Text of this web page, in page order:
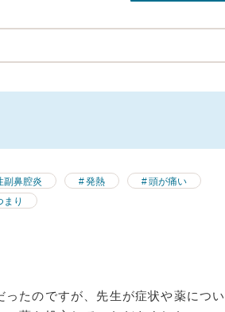
副鼻腔炎 発熱
頭が痛い
まり
たのですが、先生が症状や薬につい